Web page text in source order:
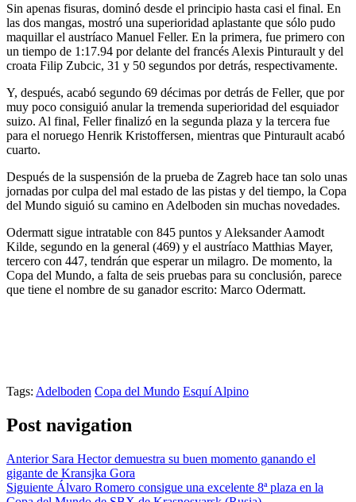
Sin apenas fisuras, dominó desde el principio hasta casi el final. En
las dos mangas, mostró una superioridad aplastante que sólo pudo
maquillar el austríaco Manuel Feller. En la primera, fue primero con
un tiempo de 1:17.94 por delante del francés Alexis Pinturault y del
croata Filip Zubcic, 31 y 50 segundos por detrás, respectivamente.
Y, después, acabó segundo 69 décimas por detrás de Feller, que por
muy poco consiguió anular la tremenda superioridad del esquiador
suizo. Al final, Feller finalizó en la segunda plaza y la tercera fue
para el noruego Henrik Kristoffersen, mientras que Pinturault acabó
cuarto.
Después de la suspensión de la prueba de Zagreb hace tan solo unas
jornadas por culpa del mal estado de las pistas y del tiempo, la Copa
del Mundo siguió su camino en Adelboden sin muchas novedades.
Odermatt sigue intratable con 845 puntos y Aleksander Aamodt
Kilde, segundo en la general (469) y el austríaco Matthias Mayer,
tercero con 447, tendrán que esperar un milagro. De momento, la
Copa del Mundo, a falta de seis pruebas para su conclusión, parece
que tiene el nombre de su ganador escrito: Marco Odermatt.
Tags: Adelboden Copa del Mundo Esquí Alpino
Post navigation
AnteriorSara Hector demuestra su buen momento ganando el
gigante de Kransjka Gora
Siguiente Álvaro Romero consigue una excelente 8ª plaza en la